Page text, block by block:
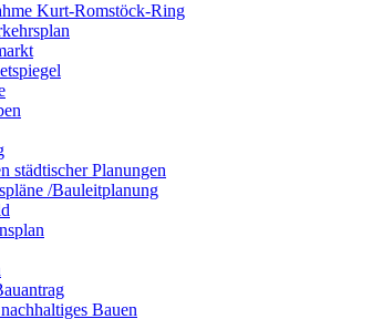
Kurt-Romstöck-Ring
städtischer Planungen
/Bauleitplanung
Bauen